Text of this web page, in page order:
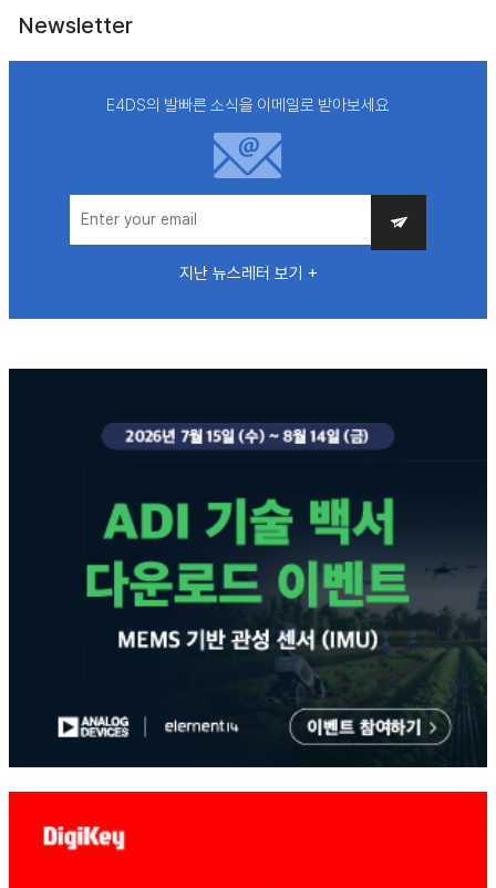
Newsletter
E4DS의 발빠른 소식을 이메일로 받아보세요
지난 뉴스레터 보기 +